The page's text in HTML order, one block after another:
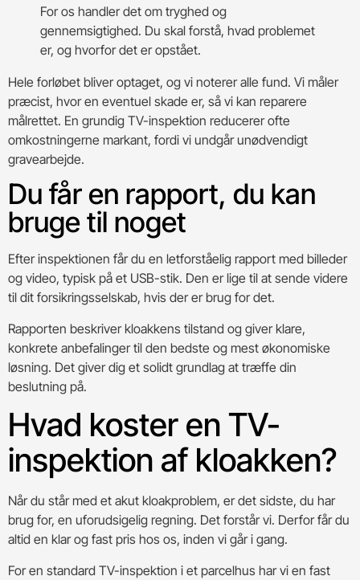
For os handler det om tryghed og
gennemsigtighed. Du skal forstå, hvad problemet
er, og hvorfor det er opstået.
Hele forløbet bliver optaget, og vi noterer alle fund. Vi måler
præcist, hvor en eventuel skade er, så vi kan reparere
målrettet. En grundig TV-inspektion reducerer ofte
omkostningerne markant, fordi vi undgår unødvendigt
gravearbejde.
Du får en rapport, du kan
bruge til noget
Efter inspektionen får du en letforståelig rapport med billeder
og video, typisk på et USB-stik. Den er lige til at sende videre
til dit forsikringsselskab, hvis der er brug for det.
Rapporten beskriver kloakkens tilstand og giver klare,
konkrete anbefalinger til den bedste og mest økonomiske
løsning. Det giver dig et solidt grundlag at træffe din
beslutning på.
Hvad koster en TV-
inspektion af kloakken?
Når du står med et akut kloakproblem, er det sidste, du har
brug for, en uforudsigelig regning. Det forstår vi. Derfor får du
altid en klar og fast pris hos os, inden vi går i gang.
For en standard TV-inspektion i et parcelhus har vi en fast